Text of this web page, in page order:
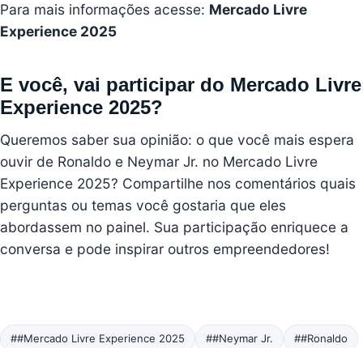
Para mais informações acesse: Mercado Livre
Experience 2025
E você, vai participar do Mercado Livre
Experience 2025?
Queremos saber sua opinião: o que você mais espera
ouvir de Ronaldo e Neymar Jr. no Mercado Livre
Experience 2025? Compartilhe nos comentários quais
perguntas ou temas você gostaria que eles
abordassem no painel. Sua participação enriquece a
conversa e pode inspirar outros empreendedores!
##Mercado Livre Experience 2025 ##Neymar Jr. ##Ronaldo